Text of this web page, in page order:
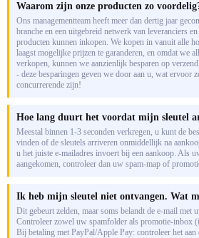
Waarom zijn onze producten zo
Ons managementteam heeft meer dan dertig jaar
branche en een uitgebreid netwerk van leveranciers
producten kunnen inkopen. We kopen in vanuit alle
laagst mogelijke prijzen te garanderen, en omdat we
verkopen, kunnen we aanzienlijk besparen op
- deze besparingen geven we door aan u, wat ervoor
concurrerende zijn!
Hoe lang duurt het voordat mijn sleutel
Meestal binnen 1-3 seconden verkregen, u kunt de
vinden of de sleutels arriveren onmiddellijk na
u het juiste e-mailadres invoert bij een aankoop. Als
aangekomen, controleer dan uw spam-map of
Ik heb mijn sleutel niet ontvangen. Wat
Dit gebeurt zelden, maar soms belandt de e-mail met
Controleer zowel uw spamfolder als promotie-inbox
Bij betaling met PayPal/Apple Pay: controleer het aan